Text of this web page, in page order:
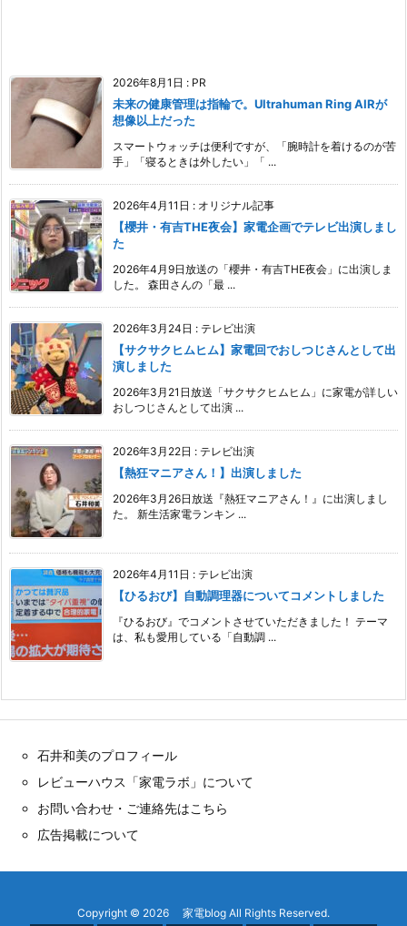
2026年8月1日 : PR
未来の健康管理は指輪で。Ultrahuman Ring AIRが
想像以上だった
スマートウォッチは便利ですが、「腕時計を着けるのが苦
手」「寝るときは外したい」「 ...
2026年4月11日 : オリジナル記事
【櫻井・有吉THE夜会】家電企画でテレビ出演しまし
た
2026年4月9日放送の「櫻井・有吉THE夜会」に出演しま
した。 森田さんの「最 ...
2026年3月24日 : テレビ出演
【サクサクヒムヒム】家電回でおしつじさんとして出
演しました
2026年3月21日放送「サクサクヒムヒム」に家電が詳しい
おしつじさんとして出演 ...
2026年3月22日 : テレビ出演
【熱狂マニアさん！】出演しました
2026年3月26日放送『熱狂マニアさん！』に出演しまし
た。 新生活家電ランキン ...
2026年4月11日 : テレビ出演
【ひるおび】自動調理器についてコメントしました
『ひるおび』でコメントさせていただきました！ テーマ
は、私も愛用している「自動調 ...
石井和美のプロフィール
レビューハウス「家電ラボ」について
お問い合わせ・ご連絡先はこちら
広告掲載について
Copyright © 2026 家電blog All Rights Reserved.